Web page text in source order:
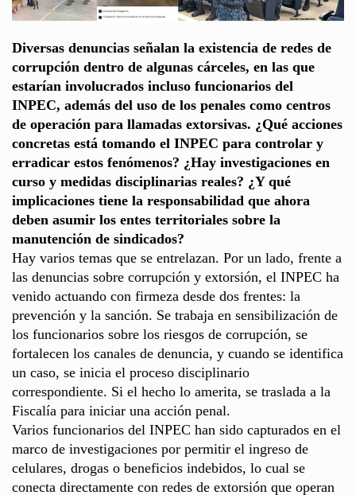
Diversas denuncias señalan la existencia de redes de
corrupción dentro de algunas cárceles, en las que
estarían involucrados incluso funcionarios del
INPEC, además del uso de los penales como centros
de operación para llamadas extorsivas. ¿Qué acciones
concretas está tomando el INPEC para controlar y
erradicar estos fenómenos? ¿Hay investigaciones en
curso y medidas disciplinarias reales? ¿Y qué
implicaciones tiene la responsabilidad que ahora
deben asumir los entes territoriales sobre la
manutención de sindicados?
Hay varios temas que se entrelazan. Por un lado, frente a
las denuncias sobre corrupción y extorsión, el INPEC ha
venido actuando con firmeza desde dos frentes: la
prevención y la sanción. Se trabaja en sensibilización de
los funcionarios sobre los riesgos de corrupción, se
fortalecen los canales de denuncia, y cuando se identifica
un caso, se inicia el proceso disciplinario
correspondiente. Si el hecho lo amerita, se traslada a la
Fiscalía para iniciar una acción penal.
Varios funcionarios del INPEC han sido capturados en el
marco de investigaciones por permitir el ingreso de
celulares, drogas o beneficios indebidos, lo cual se
conecta directamente con redes de extorsión que operan